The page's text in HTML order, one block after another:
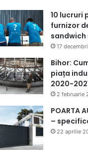
10 lucruri
furnizor
sandwich
17
Bihor:
piața
2020-
2 februarie
POARTA
–
22 aprilie